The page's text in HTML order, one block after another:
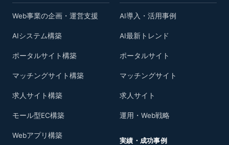
Web事業の企画・運営支援
AIシステム構築
ポータルサイト構築
マッチングサイト構築
求人サイト構築
モール型EC構築
Webアプリ構築
AI導入・活用事例
AI最新トレンド
ポータルサイト
マッチングサイト
求人サイト
運用・Web戦略
実績・成功事例